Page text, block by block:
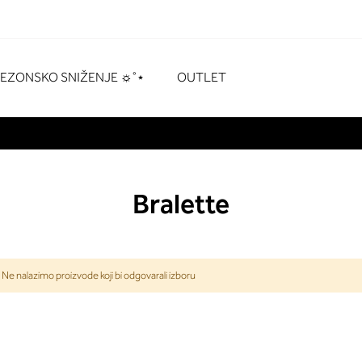
SNIŽENJE ☼˚⋆ OUTLET
Bralette
Ne nalazimo proizvode koji bi odgovarali izboru